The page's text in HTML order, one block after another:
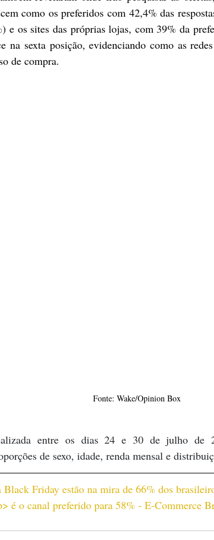
como os preferidos com 42,4% das
e os sites das próprias lojas, com 39% da
na sexta posição, evidenciando como as
de compra.
Fonte: Wake/Opinion Box
entre os dias 24 e 30 de julho de
de sexo, idade, renda mensal e
Black Friday estão na mira de 66% dos
é o canal preferido para 58% - E-Commerce